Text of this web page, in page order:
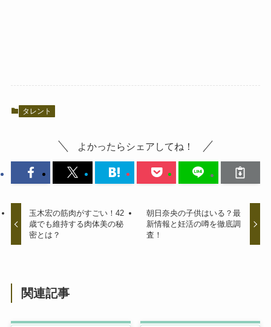
タレント
よかったらシェアしてね！
玉木宏の筋肉がすごい！42
歳でも維持する肉体美の秘
密とは？
朝日奈央の子供はいる？最
新情報と妊活の噂を徹底調
査！
関連記事